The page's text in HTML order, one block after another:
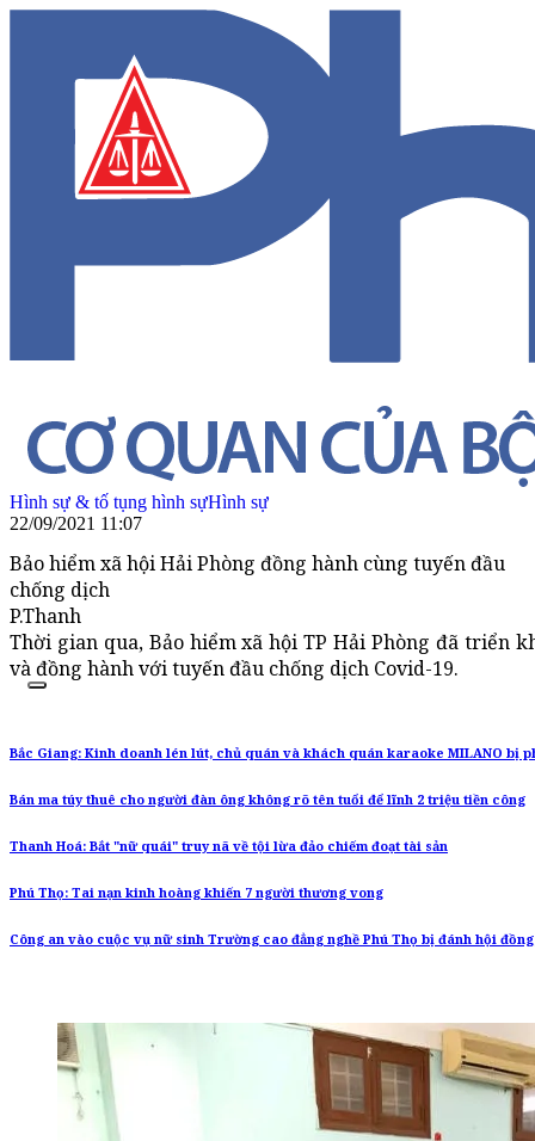
Hình sự & tố tụng hình sựHình sự
22/09/2021 11:07
Bảo hiểm xã hội Hải Phòng đồng hành cùng tuyến đầu
chống dịch
P.Thanh
Thời gian qua, Bảo hiểm xã hội TP Hải Phòng đã triển
và đồng hành với tuyến đầu chống dịch Covid-19.
Bắc Giang: Kinh doanh lén lút, chủ quán và khách quán karaoke MILANO bị
Bán ma túy thuê cho người đàn ông không rõ tên tuổi để lĩnh 2 triệu tiền công
Thanh Hoá: Bắt "nữ quái" truy nã về tội lừa đảo chiếm đoạt tài sản
Phú Thọ: Tai nạn kinh hoàng khiến 7 người thương vong
Công an vào cuộc vụ nữ sinh Trường cao đẳng nghề Phú Thọ bị đánh hội